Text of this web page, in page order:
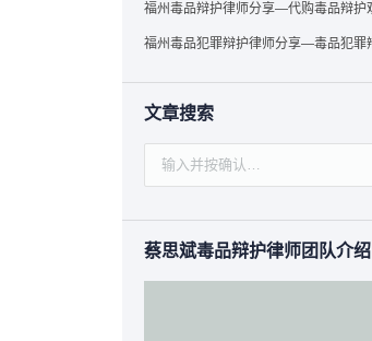
文章搜索
蔡思斌毒品辩护律师团队介绍